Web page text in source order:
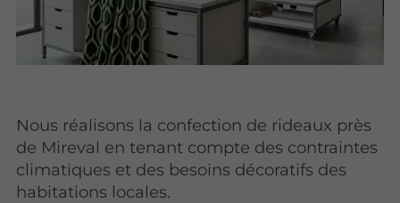
Nous réalisons la confection de rideaux près
de Mireval en tenant compte des contraintes
climatiques et des besoins décoratifs des
habitations locales.